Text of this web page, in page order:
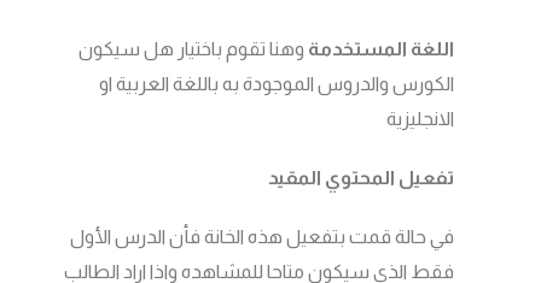
اللغة المستخدمة وهنا تقوم باختيار هل سيكون
الكورس والدروس الموجودة به باللغة العربية او
الانجليزية
تفعيل المحتوي المقيد
في حالة قمت بتفعيل هذه الخانة فأن الدرس الأول
فقط الذي سيكون متاحا للمشاهده واذا اراد الطالب